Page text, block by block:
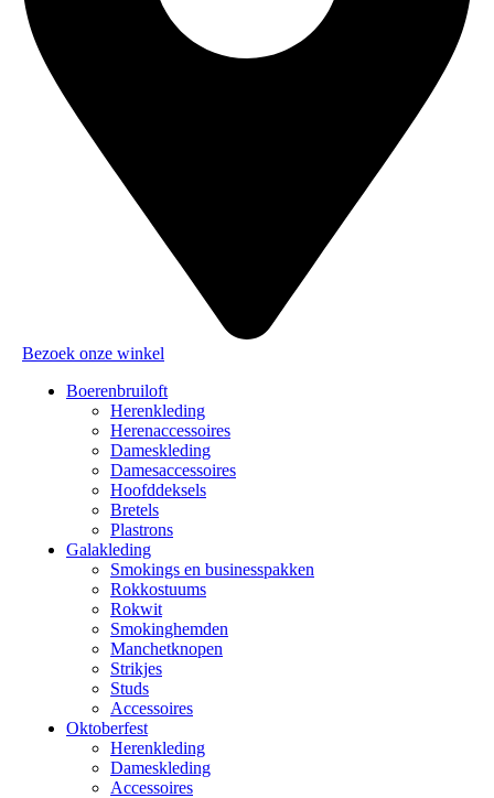
Bezoek onze winkel
Boerenbruiloft
Herenkleding
Herenaccessoires
Dameskleding
Damesaccessoires
Hoofddeksels
Bretels
Plastrons
Galakleding
Smokings en businesspakken
Rokkostuums
Rokwit
Smokinghemden
Manchetknopen
Strikjes
Studs
Accessoires
Oktoberfest
Herenkleding
Dameskleding
Accessoires